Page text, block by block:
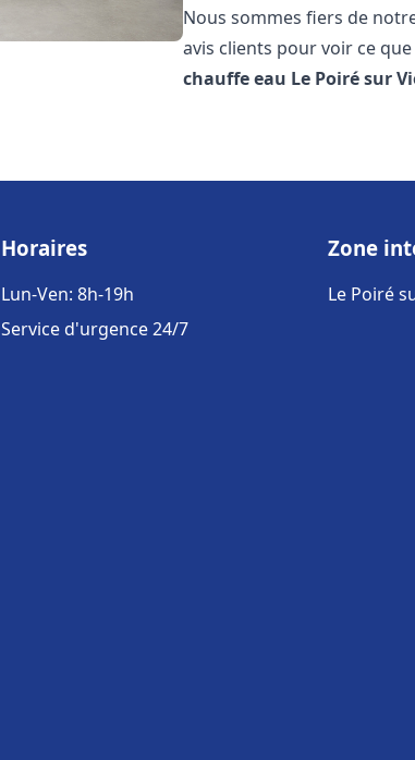
Nous sommes fiers de
avis clients pour voir ce
chauffe eau Le Poiré sur
Horaires
Lun-Ven: 8h-19h
Service d'urgence 24/7
Zone
Le Poiré